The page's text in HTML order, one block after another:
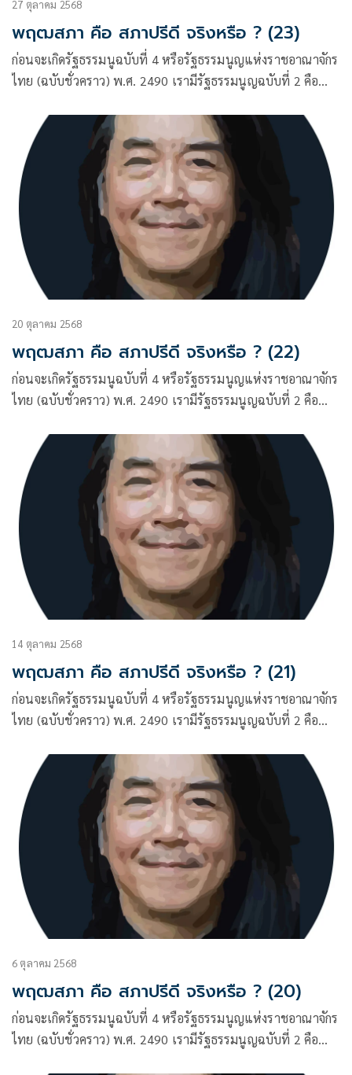
27 ตุลาคม 2568
พฤฒสภา คือ สภาปรีดี จริงหรือ ? (23)
ก่อนจะเกิดรัฐธรรมนูฉบับที่ 4 หรือรัฐธรรมนูญแห่งราชอาณาจักร
ไทย (ฉบับชั่วคราว) พ.ศ. 2490 เรามีรัฐธรรมนูญฉบับที่ 2 คือ
20 ตุลาคม 2568
พฤฒสภา คือ สภาปรีดี จริงหรือ ? (22)
ก่อนจะเกิดรัฐธรรมนูฉบับที่ 4 หรือรัฐธรรมนูญแห่งราชอาณาจักร
ไทย (ฉบับชั่วคราว) พ.ศ. 2490 เรามีรัฐธรรมนูญฉบับที่ 2 คือ
พฤษภาคม พ.ศ. 2489 ผู้เขียนได้ชี้ให้เห็นแล้วว่า รัฐธรรมนูญ
ฉบับที่ 2
14 ตุลาคม 2568
พฤฒสภา คือ สภาปรีดี จริงหรือ ? (21)
ก่อนจะเกิดรัฐธรรมนูฉบับที่ 4 หรือรัฐธรรมนูญแห่งราชอาณาจักร
ไทย (ฉบับชั่วคราว) พ.ศ. 2490 เรามีรัฐธรรมนูญฉบับที่ 2 คือ
พฤษภาคม พ.ศ. 2489 ผู้เขียนได้ชี้ให้เห็นแล้วว่า รัฐธรรมนูญ
ฉบับที่ 2
6 ตุลาคม 2568
พฤฒสภา คือ สภาปรีดี จริงหรือ ? (20)
ก่อนจะเกิดรัฐธรรมนูฉบับที่ 4 หรือรัฐธรรมนูญแห่งราชอาณาจักร
ไทย (ฉบับชั่วคราว) พ.ศ. 2490 เรามีรัฐธรรมนูญฉบับที่ 2 คือ